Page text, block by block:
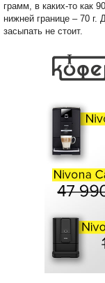
грамм, в каких-то как
нижней границе – 70 г.
засыпать не стоит.